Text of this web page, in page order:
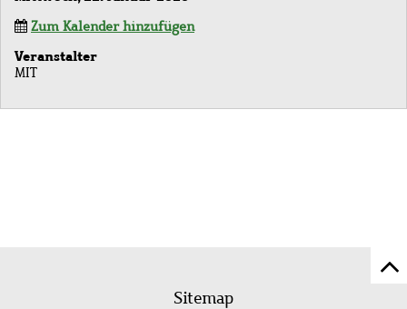
Zum Kalender hinzufügen
Veranstalter
MIT
Fußleistenmenü
Sitemap